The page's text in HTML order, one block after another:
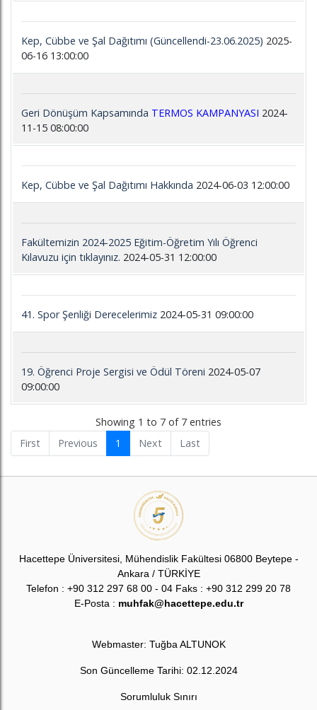
Kep, Cübbe ve Şal Dağıtımı (Güncellendi-23.06.2025) 2025-
06-16 13:00:00
Geri Dönüşüm Kapsamında TERMOS KAMPANYASI 2024-
11-15 08:00:00
Kep, Cübbe ve Şal Dağıtımı Hakkında 2024-06-03 12:00:00
Fakültemizin 2024-2025 Eğitim-Öğretim Yılı Öğrenci
Kılavuzu için tıklayınız. 2024-05-31 12:00:00
41. Spor Şenliği Derecelerimiz 2024-05-31 09:00:00
19. Öğrenci Proje Sergisi ve Ödül Töreni 2024-05-07
09:00:00
Showing 1 to 7 of 7 entries
First
Previous 1 Next Last
Hacettepe Üniversitesi, Mühendislik Fakültesi 06800 Beytepe -
Ankara / TÜRKİYE
Telefon : +90 312 297 68 00 - 04 Faks : +90 312 299 20 78
E-Posta : muhfak@hacettepe.edu.tr
Webmaster: Tuğba ALTUNOK
Son Güncelleme Tarihi: 02.12.2024
Sorumluluk Sınırı